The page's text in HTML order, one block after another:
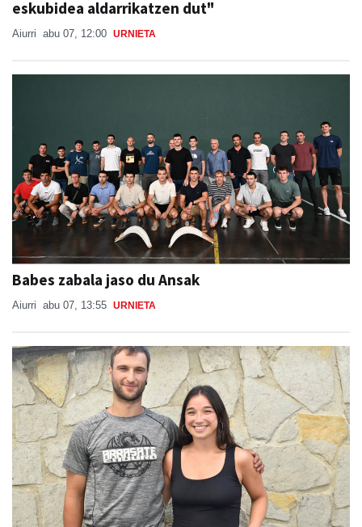
eskubidea aldarrikatzen dut"
Aiurri abu 07, 12:00 URNIETA
Babes zabala jaso du Ansak
Aiurri abu 07, 13:55 URNIETA